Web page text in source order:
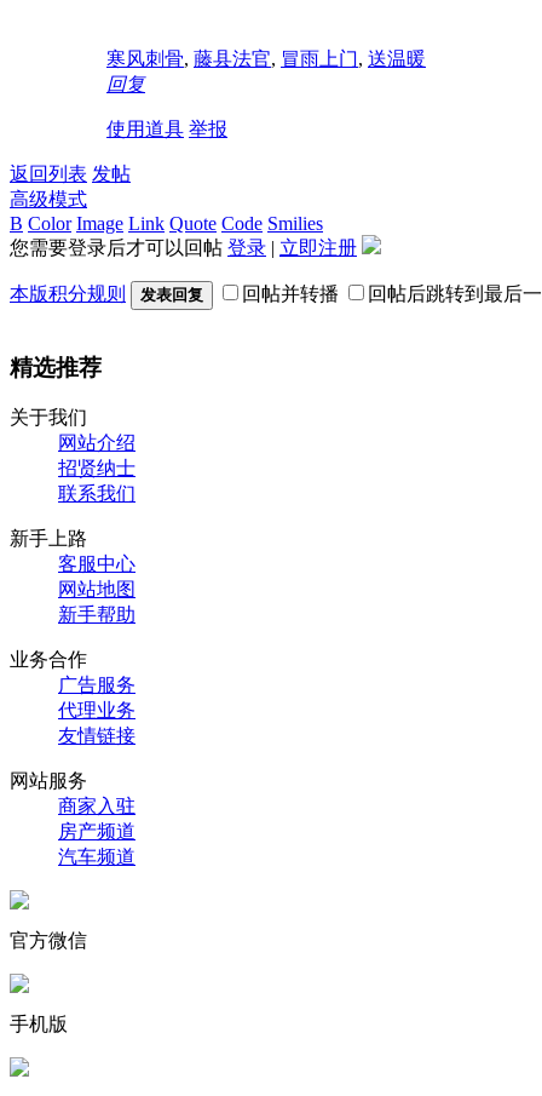
寒风刺骨, 藤县法官, 冒雨上门, 送温暖
回复
使用道具 举报
返回列表 发帖
高级模式
B Color Image Link Quote Code Smilies
您需要登录后才可以回帖 登录 | 立即注册
本版积分规则 发表回复 回帖并转播 回帖后跳转到最后
精选推荐
关于我们
网站介绍
招贤纳士
联系我们
新手上路
客服中心
网站地图
新手帮助
业务合作
广告服务
代理业务
友情链接
网站服务
商家入驻
房产频道
汽车频道
官方微信
手机版